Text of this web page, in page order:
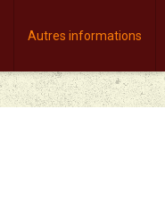
Autres informations